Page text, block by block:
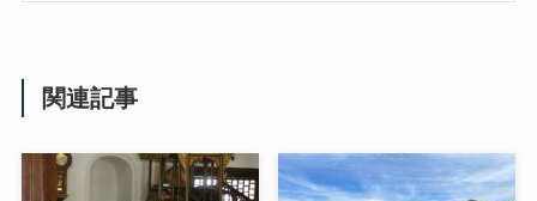
関連記事